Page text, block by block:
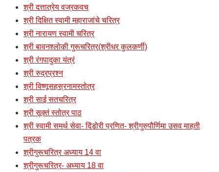
श्री दत्तात्रेय वज्रकवच
श्री दिक्षित स्वामी महाराजांचे चरित्र
श्री नारायण स्वामी चरित्र
श्री बावनश्लोकी गुरूचरित्र(श्रीधर कुलकर्णी)
श्री रंगपादुका यंत्रं
श्री रुद्रप्रश्न
श्री विष्णूसहस्रनामस्तोत्र
श्री साई सतचरित्र
श्री सूक्तं स्तोत्र पाठ
श्री स्वामी समर्थ सेवा- दिंडोरी प्रणित- श्रीगुरुपौर्णिमा उसव माहती
पत्रक
श्रीगुरूचरित्र अध्याय 14 वा
श्रीगुरूचरित्र- अध्याय 18 वा